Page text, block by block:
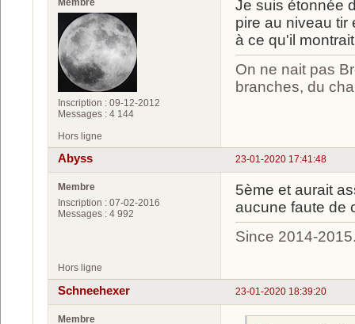
Inscription : 09-12-2012
Messages : 4 144
Je suis étonnée
pire au niveau tir
à ce qu'il
On ne nait pas
branches, du
Hors ligne
23-01-2020 17:41:48
Abyss
Membre
Inscription : 07-02-2016
Messages : 4 992
5ème et aurait
aucune faute de
Since 2014-
Hors ligne
23-01-2020 18:39:20
Schneehexer
Membre